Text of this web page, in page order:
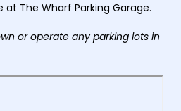
at The Wharf Parking Garage.
or operate any parking lots in